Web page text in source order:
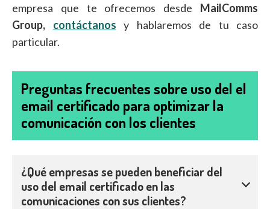
empresa que te ofrecemos desde MailComms
Group,
contáctanos y hablaremos de tu caso
particular.
Preguntas frecuentes sobre uso del el
email certificado para optimizar la
comunicación con los clientes
¿Qué empresas se pueden beneficiar del
uso del email certificado en las
comunicaciones con sus clientes?